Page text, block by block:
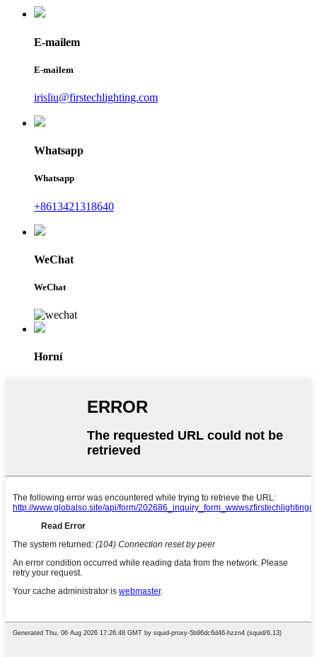
E-mailem
E-mailem
irisliu@firstechlighting.com
Whatsapp
Whatsapp
+8613421318640
WeChat
WeChat
Horní